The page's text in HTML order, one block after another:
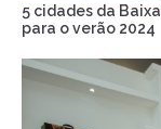
5 cidades da
para o verão 2024